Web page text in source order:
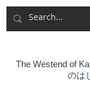
The Westend of
のは